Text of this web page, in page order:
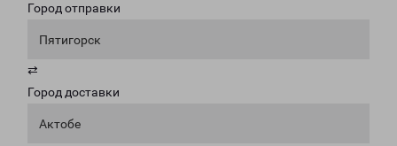
Город отправки
Пятигорск
⇄
Город доставки
Актобе